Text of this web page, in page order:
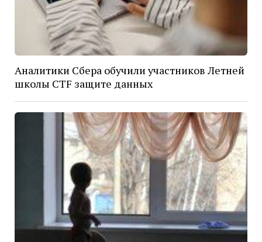
Аналитики Сбера обучили участников Летней
школы CTF защите данных